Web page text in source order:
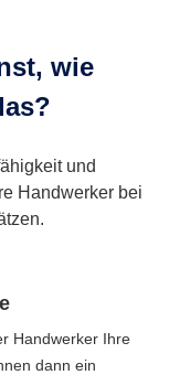
wie
und
Handwerker bei
Handwerker Ihre
dann ein